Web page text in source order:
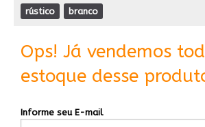
rústico
branco
Ops! Já vendemos
estoque desse
Informe seu E-mail